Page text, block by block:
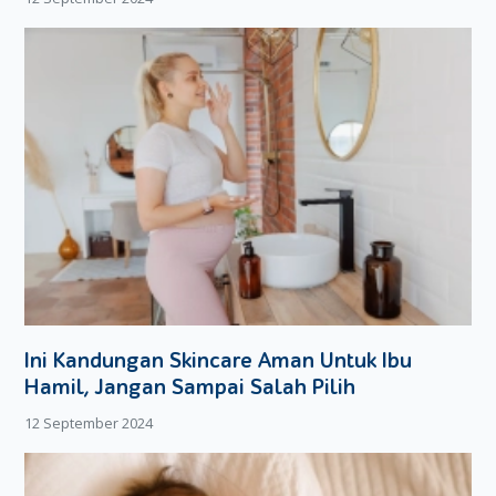
trimester ketiga atau trimester akhir. Selain itu, hal ini juga
dapat dicegah dengan meminimalisasi kalori yang
dikonsumsi karena kalori yang berlebihan bisa menyebabkan
obesitas. Jangan lupa untuk melakukan aktivitas fisik ringan
serta menjaga pola makan juga bisa dijadikan alternatif
pemecahan masalah ini, ya Moms.
Ini Kandungan Skincare Aman Untuk Ibu
Hamil, Jangan Sampai Salah Pilih
12 September 2024